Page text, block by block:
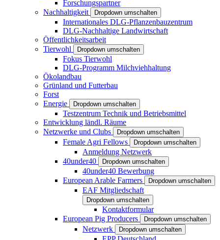
Forschungspartner
Nachhaltigkeit
Dropdown umschalten
Internationales DLG-Pflanzenbauzentrum
DLG-Nachhaltige Landwirtschaft
Öffentlichkeitsarbeit
Tierwohl
Dropdown umschalten
Fokus Tierwohl
DLG-Programm Milchviehhaltung
Ökolandbau
Grünland und Futterbau
Forst
Energie
Dropdown umschalten
Testzentrum Technik und Betriebsmittel
Entwicklung ländl. Räume
Netzwerke und Clubs
Dropdown umschalten
Female Agri Fellows Dropdown umschalten
Anmeldung Netzwerk
40under40
Dropdown umschalten
40under40 Bewerbung
European Arable Farmers
Dropdown umschalten
EAF Mitgliedschaft
Dropdown umschalten
Kontaktformular
European Pig Producers
Dropdown umschalten
Netzwerk Dropdown umschalten